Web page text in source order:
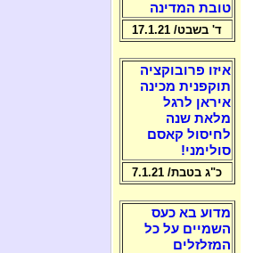
טובת המדינה
ד' בשבט/ 17.1.21
איזו פרובוקציה
תוקפנית מכינה
איראן לרגל
מלאת שנה
לחיסול קאסם
סולימני!
כ"ג בטבת/ 7.1.21
מדוע בא כעס
השמיים על כל
המזלזלים